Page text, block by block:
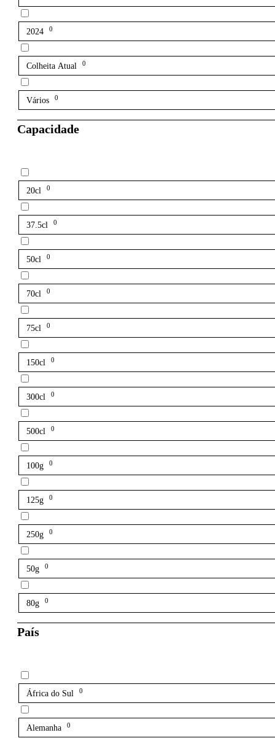
2024 0
Colheita Atual 0
Vários 0
Capacidade
20cl 0
37.5cl 0
50cl 0
70cl 0
75cl 0
150cl 0
300cl 0
500cl 0
100g 0
125g 0
250g 0
50g 0
80g 0
País
África do Sul 0
Alemanha 0